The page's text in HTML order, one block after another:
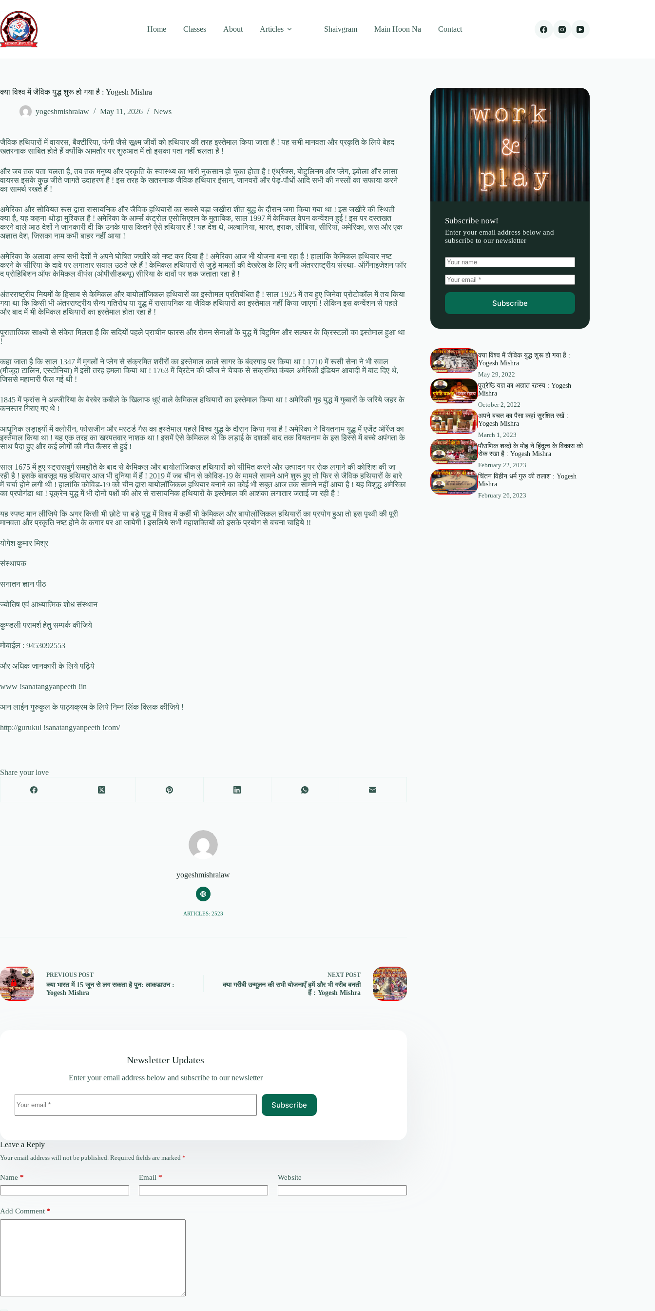
content
Home
Classes About Articles Shaivgram Main Hoon Na Contact
क्या विश्व में जैविक युद्ध शुरू हो गया है : Yogesh Mishra
yogeshmishralaw May 11, 2026 News
जैविक हथियारों में वायरस, बैक्टीरिया, फंगी जैसे सूक्ष्म जीवों को हथियार की तरह इस्तेमाल किया जाता है ! यह सभी मानवता और प्रकृति के लिये बेहद
खतरनाक साबित होते हैं क्योंकि आमतौर पर शुरुआत में तो इसका पता नहीं चलता है !
और जब तक पता चलता है, तब तक मनुष्य और प्रकृति के स्वास्थ्य का भारी नुकसान हो चुका होता है ! एंथ्रैक्स, बोटुलिनम और प्लेग, इबोला और लासा
वायरस इसके कुछ जीते जागते उदाहरण है ! इस तरह के खतरनाक जैविक हथियार इंसान, जानवरों और पेड़-पौधों आदि सभी की नस्लों का सफाया करने
का सामर्थ रखते हैं !
अमेरिका और सोवियत रूस द्वारा रासायनिक और जैविक हथियारों का सबसे बड़ा जखीरा शीत युद्ध के दौरान जमा किया गया था ! इस जखीरे की स्थिती
क्या है, यह कहना थोड़ा मुश्किल है ! अमेरिका के आर्म्स कंट्रोल एसोसिएशन के मुताबिक, साल 1997 में केमिकल वेपन कन्वेंशन हुई ! इस पर दस्तखत
करने वाले आठ देशों ने जानकारी दी कि उनके पास कितने ऐसे हथियार हैं ! यह देश थे, अल्बानिया, भारत, इराक, लीबिया, सीरिया, अमेरिका, रूस और एक
अज्ञात देश, जिसका नाम कभी बाहर नहीं आया !
अमेरिका के अलावा अन्य सभी देशों ने अपने घोषित जखीरे को नष्ट कर दिया है ! अमेरिका आज भी योजना बना रहा है ! हालांकि केमिकल हथियार नष्ट
करने के सीरिया के दावे पर लगातार सवाल उठते रहे हैं ! केमिकल हथियारों से जुड़े मामलों की देखरेख के लिए बनी अंतरराष्ट्रीय संस्था- ऑर्गेनाइजेशन फॉर
द प्रोहिबिशन ऑफ केमिकल वीपंस (ओपीसीडब्ल्यू) सीरिया के दावों पर शक जताता रहा है !
अंतरराष्ट्रीय नियमों के हिसाब से केमिकल और बायोलॉजिकल हथियारों का इस्तेामल प्रतिबंधित है ! साल 1925 में तय हुए जिनेवा प्रोटोकॉल में तय किया
गया था कि किसी भी अंतरराष्ट्रीय सैन्य गतिरोध या युद्ध में रासायनिक या जैविक हथियारों का इस्तेमाल नहीं किया जाएगा ! लेकिन इस कन्वेंशन से पहले
और बाद में भी केमिकल हथियारों का इस्तेमाल होता रहा है !
पुरातात्विक साक्ष्यों से संकेत मिलता है कि सदियों पहले प्राचीन फारस और रोमन सेनाओं के युद्ध में बिटुमिन और सल्फर के क्रिस्टलों का इस्तेमाल हुआ था
!
कहा जाता है कि साल 1347 में मुगलों ने प्लेग से संक्रमित शरीरों का इस्तेमाल काले सागर के बंदरगाह पर किया था ! 1710 में रूसी सेना ने भी रवाल
(मौजूदा टालिन, एस्टोनिया) में इसी तरह हमला किया था ! 1763 में ब्रिटेन की फौज ने चेचक से संक्रमित कंबल अमेरिकी इंडियन आबादी में बांट दिए थे,
जिससे महामारी फैल गई थी !
1845 में फ्रांस ने अल्जीरिया के बेरबेर कबीले के खिलाफ धुएं वाले केमिकल हथियारों का इस्तेमाल किया था ! अमेरिकी गृह युद्ध में गुब्बारों के जरिये जहर के
कनस्तर गिराए गए थे !
आधुनिक लड़ाइयों में क्लोरीन, फोसजीन और मस्टर्ड गैस का इस्तेमाल पहले विश्व युद्ध के दौरान किया गया है ! अमेरिका ने वियतनाम युद्ध में एजेंट ऑरेंज का
इस्तेमाल किया था ! यह एक तरह का खरपतवार नाशक था ! इसमें ऐसे केमिकल थे कि लड़ाई के दशकों बाद तक वियतनाम के इस हिस्से में बच्चे अपंगता के
साथ पैदा हुए और कई लोगों की मौत कैंसर से हुई !
साल 1675 में हुए स्ट्रासबुर्ग समझौते के बाद से केमिकल और बायोलॉजिकल हथियारों को सीमित करने और उत्पादन पर रोक लगाने की कोशिश की जा
रही है ! इसके बावजूद यह हथियार आज भी दुनिया में हैं ! 2019 में जब चीन से कोविड-19 के मामले सामने आने शुरू हुए तो फिर से जैविक हथियारों के बारे
में चर्चा होने लगी थी ! हालांकि कोविड-19 को चीन द्वारा बायोलॉजिकल हथियार बनाने का कोई भी सबूत आज तक सामने नहीं आया है ! यह विशुद्ध अमेरिका
का प्रपोगंडा था ! यूक्रेन युद्ध में भी दोनों पक्षों की ओर से रासायनिक हथियारों के इस्तेमाल की आशंका लगातार जताई जा रही है !
यह स्पष्ट मान लीजिये कि अगर किसी भी छोटे या बड़े युद्ध में विश्व में कहीं भी केमिकल और बायोलॉजिकल हथियारों का प्रयोग हुआ तो इस पृथ्वी की पूरी
मानवता और प्रकृति नष्ट होने के कगार पर आ जायेगी ! इसलिये सभी महाशक्तियों को इसके प्रयोग से बचना चाहिये !!
योगेश कुमार मिश्र
संस्थापक
सनातन ज्ञान पीठ
ज्योतिष एवं आध्यात्मिक शोध संस्थान
कुण्डली परामर्श हेतु सम्पर्क कीजिये
मोबाईल : 9453092553
और अधिक जानकारी के लिये पढ़िये
www !sanatangyanpeeth !in
आन लाईन गुरुकुल के पाठ्यक्रम के लिये निम्न लिंक क्लिक कीजिये !
http://gurukul !sanatangyanpeeth !com/
Share your love
yogeshmishralaw
ARTICLES: 2523
PREVIOUS POST
क्या भारत में 15 जून से लग सकता है पुन: लाकडाउन :
Yogesh Mishra
NEXT POST
क्या गरीबी उन्मूलन की सभी योजनाएँ हमें और भी गरीब बनती
हैं : Yogesh Mishra
Newsletter Updates
Enter your email address below and subscribe to our newsletter
Subscribe
Leave a Reply
Your email address will not be published. Required fields are marked *
Name * Email * Website
Add Comment *
Subscribe now!
Enter your email address below and
subscribe to our newsletter
Subscribe
क्या विश्व में जैविक युद्ध शुरू हो गया है :
Yogesh Mishra
May 29, 2022
पुत्रेष्ठि यज्ञ का अज्ञात रहस्य : Yogesh
Mishra
October 2, 2022
अपने बचत का पैसा कहां सुरक्षित रखें :
Yogesh Mishra
March 1, 2023
पौराणिक शब्दों के मोह ने हिंदुत्व के विकास को
रोक रखा है : Yogesh Mishra
February 22, 2023
चिंतन विहीन धर्म गुरु की तलाश : Yogesh
Mishra
February 26, 2023